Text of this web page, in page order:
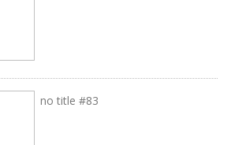
no title #83